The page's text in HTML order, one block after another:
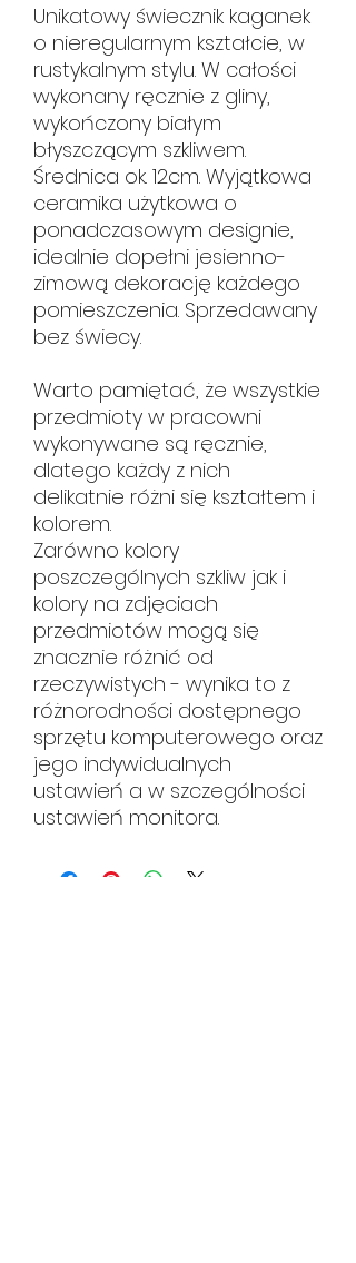
Unikatowy świecznik kaganek
o nieregularnym kształcie, w
rustykalnym stylu. W całości
wykonany ręcznie z gliny,
wykończony białym
błyszczącym szkliwem.
Średnica ok. 12cm. Wyjątkowa
ceramika użytkowa o
ponadczasowym designie,
idealnie dopełni jesienno-
zimową dekorację każdego
pomieszczenia. Sprzedawany
bez świecy.
Warto pamiętać, że wszystkie
przedmioty w pracowni
wykonywane są ręcznie,
dlatego każdy z nich
delikatnie różni się kształtem i
kolorem.
Zarówno kolory
poszczególnych szkliw jak i
kolory na zdjęciach
przedmiotów mogą się
znacznie różnić od
rzeczywistych - wynika to z
różnorodności dostępnego
sprzętu komputerowego oraz
jego indywidualnych
ustawień a w szczególności
ustawień monitora.